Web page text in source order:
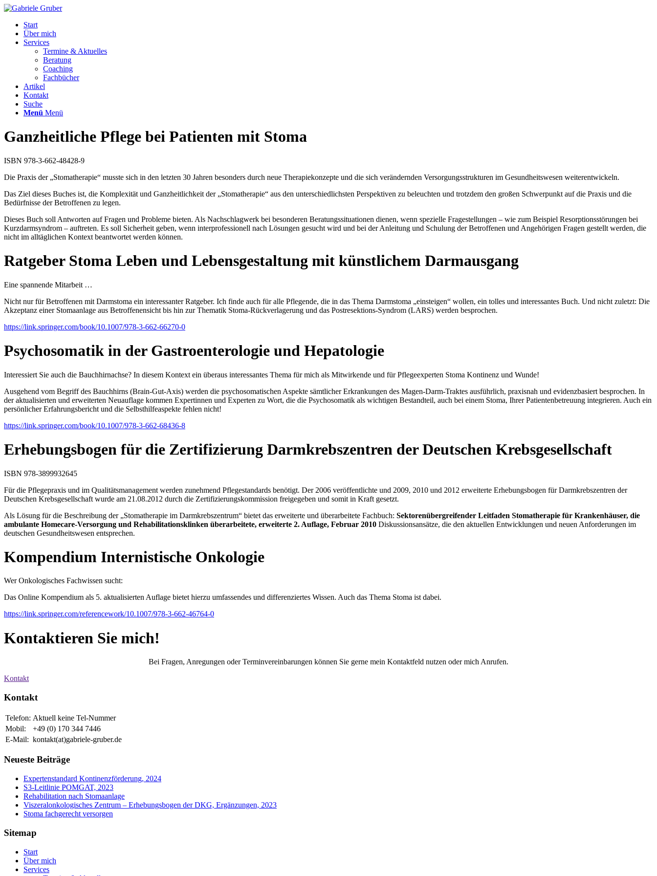
Start
Über mich
Services
Termine & Aktuelles
Beratung
Coaching
Fachbücher
Artikel
Kontakt
Suche
Menü Menü
Ganzheitliche Pflege bei Patienten mit Stoma
ISBN 978-3-662-48428-9
Die Praxis der „Stomatherapie“ musste sich in den letzten 30 Jahren besonders durch neue Therapiekonzepte und die sich verändernden Versorgungsstrukturen im Gesundheitswesen weiterentwickeln.
Das Ziel dieses Buches ist, die Komplexität und Ganzheitlichkeit der „Stomatherapie“ aus den unterschiedlichsten Perspektiven zu beleuchten und trotzdem den großen Schwerpunkt auf die Praxis und die
Bedürfnisse der Betroffenen zu legen.
Dieses Buch soll Antworten auf Fragen und Probleme bieten. Als Nachschlagwerk bei besonderen Beratungssituationen dienen, wenn spezielle Fragestellungen – wie zum Beispiel Resorptionsstörungen bei
Kurzdarmsyndrom – auftreten. Es soll Sicherheit geben, wenn interprofessionell nach Lösungen gesucht wird und bei der Anleitung und Schulung der Betroffenen und Angehörigen Fragen gestellt werden, die
nicht im alltäglichen Kontext beantwortet werden können.
Ratgeber Stoma Leben und Lebensgestaltung mit künstlichem Darmausgang
Eine spannende Mitarbeit …
Nicht nur für Betroffenen mit Darmstoma ein interessanter Ratgeber. Ich finde auch für alle Pflegende, die in das Thema Darmstoma „einsteigen“ wollen, ein tolles und interessantes Buch. Und nicht zuletzt: Die
Akzeptanz einer Stomaanlage aus Betroffenensicht bis hin zur Thematik Stoma-Rückverlagerung und das Postresektions-Syndrom (LARS) werden besprochen.
https://link.springer.com/book/10.1007/978-3-662-66270-0
Psychosomatik in der Gastroenterologie und Hepatologie
Interessiert Sie auch die Bauchhirnachse? In diesem Kontext ein überaus interessantes Thema für mich als Mitwirkende und für Pflegeexperten Stoma Kontinenz und Wunde!
Ausgehend vom Begriff des Bauchhirns (Brain-Gut-Axis) werden die psychosomatischen Aspekte sämtlicher Erkrankungen des Magen-Darm-Traktes ausführlich, praxisnah und evidenzbasiert besprochen. In
der aktualisierten und erweiterten Neuauflage kommen Expertinnen und Experten zu Wort, die die Psychosomatik als wichtigen Bestandteil, auch bei einem Stoma, Ihrer Patientenbetreuung integrieren. Auch ein
persönlicher Erfahrungsbericht und die Selbsthilfeaspekte fehlen nicht!
https://link.springer.com/book/10.1007/978-3-662-68436-8
Erhebungsbogen für die Zertifizierung Darmkrebszentren der Deutschen Krebsgesellschaft
ISBN 978-3899932645
Für die Pflegepraxis und im Qualitätsmanagement werden zunehmend Pflegestandards benötigt. Der 2006 veröffentlichte und 2009, 2010 und 2012 erweiterte Erhebungsbogen für Darmkrebszentren der
Deutschen Krebsgesellschaft wurde am 21.08.2012 durch die Zertifizierungskommission freigegeben und somit in Kraft gesetzt.
Als Lösung für die Beschreibung der „Stomatherapie im Darmkrebszentrum“ bietet das erweiterte und überarbeitete Fachbuch: Sektorenübergreifender Leitfaden Stomatherapie für Krankenhäuser, die
ambulante Homecare-Versorgung und Rehabilitationsklinken überarbeitete, erweiterte 2. Auflage, Februar 2010 Diskussionsansätze, die den aktuellen Entwicklungen und neuen Anforderungen im
deutschen Gesundheitswesen entsprechen.
Kompendium Internistische Onkologie
Wer Onkologisches Fachwissen sucht:
Das Online Kompendium als 5. aktualisierten Auflage bietet hierzu umfassendes und differenziertes Wissen. Auch das Thema Stoma ist dabei.
https://link.springer.com/referencework/10.1007/978-3-662-46764-0
Kontaktieren Sie mich!
Bei Fragen, Anregungen oder Terminvereinbarungen können Sie gerne mein Kontaktfeld nutzen oder mich Anrufen.
Kontakt
Kontakt
Telefon: Aktuell keine Tel-Nummer
Mobil:
+49 (0) 170 344 7446
E-Mail: kontakt(at)gabriele-gruber.de
Neueste Beiträge
Expertenstandard Kontinenzförderung, 2024
S3-Leitlinie POMGAT, 2023
Rehabilitation nach Stomaanlage
Viszeralonkologisches Zentrum – Erhebungsbogen der DKG, Ergänzungen, 2023
Stoma fachgerecht versorgen
Sitemap
Start
Über mich
Services